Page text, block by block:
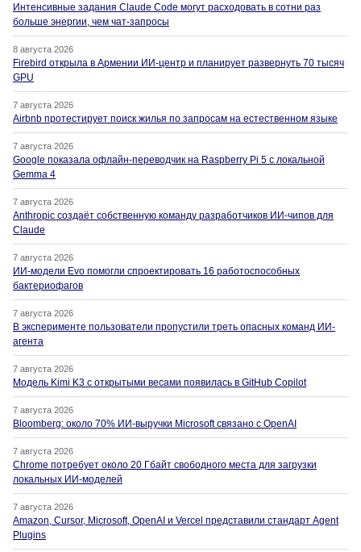
Интенсивные задания Claude Code могут расходовать в сотни раз
больше энергии, чем чат-запросы
8 августа 2026
Firebird открыла в Армении ИИ-центр и планирует развернуть 70 тысяч
GPU
7 августа 2026
Airbnb протестирует поиск жилья по запросам на естественном языке
7 августа 2026
Google показала офлайн-переводчик на Raspberry Pi 5 с локальной
Gemma 4
7 августа 2026
Anthropic создаёт собственную команду разработчиков ИИ-чипов для
Claude
7 августа 2026
ИИ-модели Evo помогли спроектировать 16 работоспособных
бактериофагов
7 августа 2026
В эксперименте пользователи пропустили треть опасных команд ИИ-
агента
7 августа 2026
Модель Kimi K3 с открытыми весами появилась в GitHub Copilot
7 августа 2026
Bloomberg: около 70% ИИ-выручки Microsoft связано с OpenAI
7 августа 2026
Chrome потребует около 20 Гбайт свободного места для загрузки
локальных ИИ-моделей
7 августа 2026
Amazon, Cursor, Microsoft, OpenAI и Vercel представили стандарт Agent
Plugins